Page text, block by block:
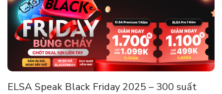
ELSA Speak Black Friday 2025 – 300 suất